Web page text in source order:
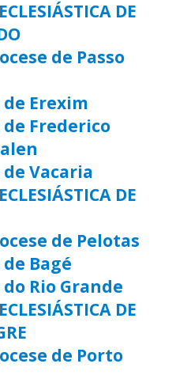
DE
de Passo
de Erexim
de Frederico
de Vacaria
DE
de Pelotas
Bagé
do Rio Grande
DE
de Porto